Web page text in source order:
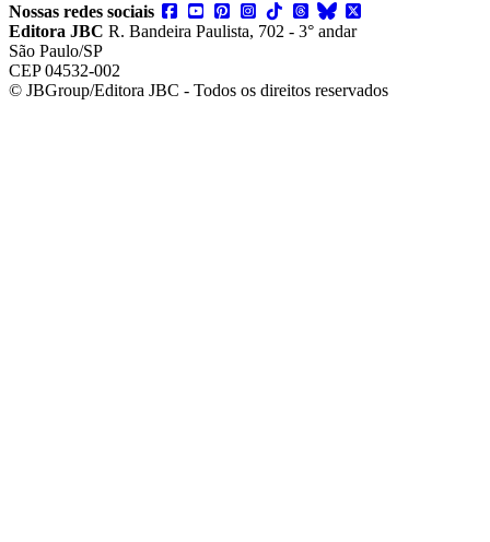
Nossas redes sociais
Editora JBC R. Bandeira Paulista, 702 - 3° andar
São Paulo/SP
CEP 04532-002
© JBGroup/Editora JBC - Todos os direitos reservados